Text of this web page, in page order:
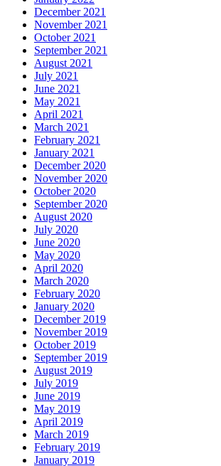
December 2021
November 2021
October 2021
September 2021
August 2021
July 2021
June 2021
May 2021
April 2021
March 2021
February 2021
January 2021
December 2020
November 2020
October 2020
September 2020
August 2020
July 2020
June 2020
May 2020
April 2020
March 2020
February 2020
January 2020
December 2019
November 2019
October 2019
September 2019
August 2019
July 2019
June 2019
May 2019
April 2019
March 2019
February 2019
January 2019